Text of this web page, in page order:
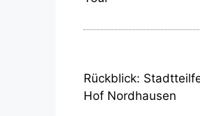
Rückblick:
Hof Nordhausen